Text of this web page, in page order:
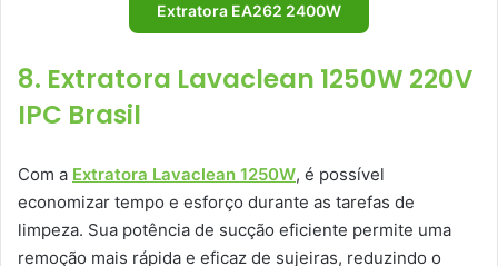
Extratora EA262 2400W
8. Extratora Lavaclean 1250W 220V
IPC Brasil
Com a Extratora Lavaclean 1250W, é possível
economizar tempo e esforço durante as tarefas de
limpeza. Sua potência de sucção eficiente permite uma
remoção mais rápida e eficaz de sujeiras, reduzindo o